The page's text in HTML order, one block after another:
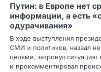
Путин: в Европе нет
информации, а есть
одурачивания»
В ходе выступления
СМИ и политиков, назвал
целями, затронул
и прокомментировал